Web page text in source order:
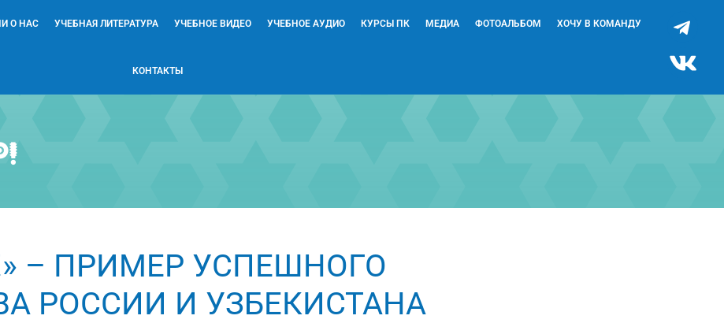
О НАС УЧЕБНАЯ ЛИТЕРАТУРА УЧЕБНОЕ ВИДЕО УЧЕБНОЕ АУДИО КУРСЫ ПК МЕДИА ФОТОАЛЬБОМ ХОЧУ В КОМАНДУ
КОНТАКТЫ
– ПРИМЕР УСПЕШНОГО
РОССИИ И УЗБЕКИСТАНА